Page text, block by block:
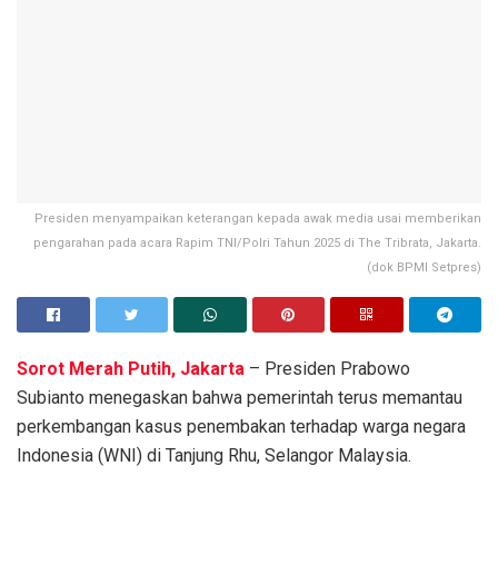
Presiden menyampaikan keterangan kepada awak media usai memberikan
pengarahan pada acara Rapim TNI/Polri Tahun 2025 di The Tribrata, Jakarta.
(dok BPMI Setpres)
Sorot Merah Putih, Jakarta – Presiden Prabowo
Subianto menegaskan bahwa pemerintah terus memantau
perkembangan kasus penembakan terhadap warga negara
Indonesia (WNI) di Tanjung Rhu, Selangor Malaysia.